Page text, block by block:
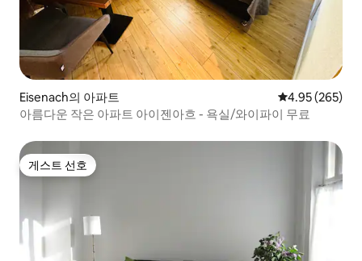
Eisenach의 아파트 평점 4.95점(5
4.95 (265)
아름다운 작은 아파트 아이젠아흐 - 욕실/와이파이 무료
게스트 선호
게스트 선호